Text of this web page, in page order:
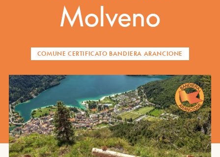
Molveno
COMUNE CERTIFICATO BANDIERA ARANCIONE